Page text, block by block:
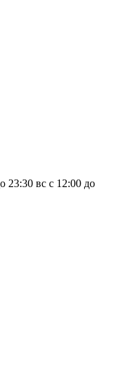
23:30 вс с 12:00 до